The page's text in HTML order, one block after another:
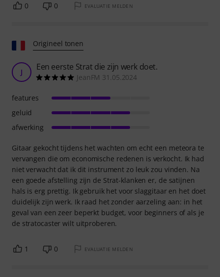
0 0 EVALUATIE MELDEN
Origineel tonen
J Een eerste Strat die zijn werk doet.
JeanFM 31.05.2024
Gitaar gekocht tijdens het wachten om echt een meteora te
vervangen die om economische redenen is verkocht. Ik had
niet verwacht dat ik dit instrument zo leuk zou vinden. Na
een goede afstelling zijn de Strat-klanken er, de satijnen
hals is erg prettig. Ik gebruik het voor slaggitaar en het doet
duidelijk zijn werk. Ik raad het zonder aarzeling aan: in het
geval van een zeer beperkt budget, voor beginners of als je
de stratocaster wilt uitproberen.
features
geluid
afwerking
1 0 EVALUATIE MELDEN